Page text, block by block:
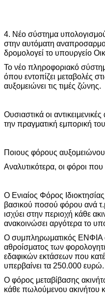
4. Νέο σύστημα υπολογισμού
στην αυτόματη
δρομολογεί το υπουργείο
Το νέο πληροφοριακό
όπου εντοπίζει μεταβολές
αυξομειώνει τις τιμές ζώνης.
Ουσιαστικά οι
την πραγματική εμπορική
Ποιους φόρους αυξομειώνουν
Αναλυτικότερα, οι φόροι που
Ο Ενιαίος Φόρος
βασικού ποσού φόρου ανά
ισχύει στην περιοχή κάθε
ανακοινώσει αργότερα το
Ο συμπληρωματικός ΕΝΦΙΑ
αθροίσματος των
εδαφικών εκτάσεων που
υπερβαίνει τα 250.000 ευρώ.
Ο φόρος μεταβίβασης
κάθε πωλούμενου ακινήτου